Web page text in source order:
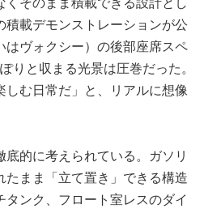
積載デモンストレーションが公
はヴォクシー）の後部座席スペ
りと収まる光景は圧巻だった。
しむ日常だ」と、リアルに想像
底的に考えられている。ガソリ
たまま「立て置き」できる構造
タンク、フロート室レスのダイ